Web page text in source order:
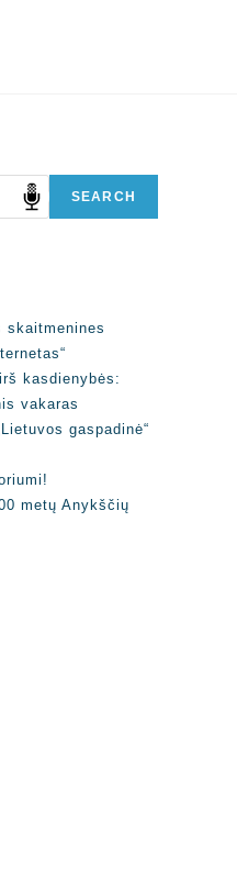
SEARCH
skaitmenines
kasdienybės:
vakaras
gaspadinė“
metų Anykščių